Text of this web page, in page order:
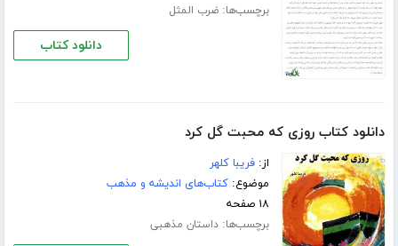
برچسب‌ها:ضرب المثل
دانلود کتاب
دانلود کتاب روزی که محبت گل کرد
از:فریبا کلهر
موضوع:کتاب‌های اندیشه و مذهب
۱۸ صفحه
برچسب‌ها:داستان مذهبی